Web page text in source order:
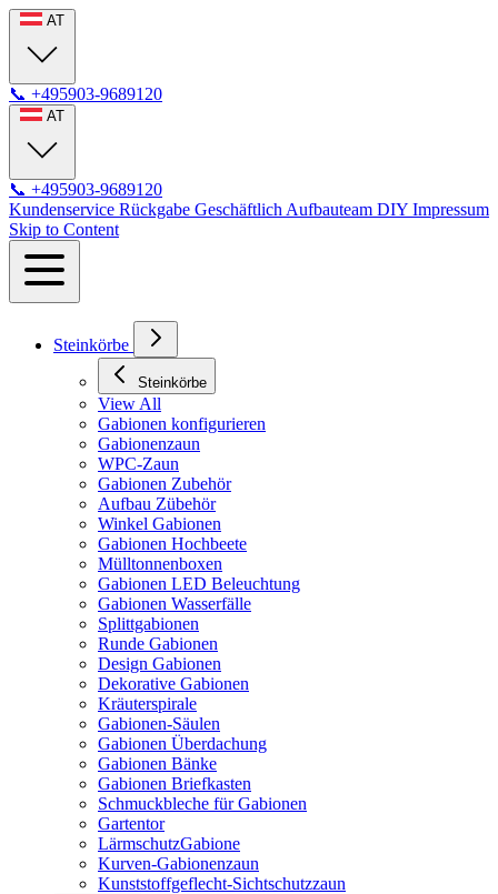
AT
📞 +495903-9689120
AT
📞 +495903-9689120
Kundenservice Rückgabe Geschäftlich Aufbauteam DIY Impressum
Skip to Content
Steinkörbe
Steinkörbe
View All
Gabionen konfigurieren
Gabionenzaun
WPC-Zaun
Gabionen Zubehör
Aufbau Zübehör
Winkel Gabionen
Gabionen Hochbeete
Mülltonnenboxen
Gabionen LED Beleuchtung
Gabionen Wasserfälle
Splittgabionen
Runde Gabionen
Design Gabionen
Dekorative Gabionen
Kräuterspirale
Gabionen-Säulen
Gabionen Überdachung
Gabionen Bänke
Gabionen Briefkasten
Schmuckbleche für Gabionen
Gartentor
LärmschutzGabione
Kurven-Gabionenzaun
Kunststoffgeflecht-Sichtschutzzaun